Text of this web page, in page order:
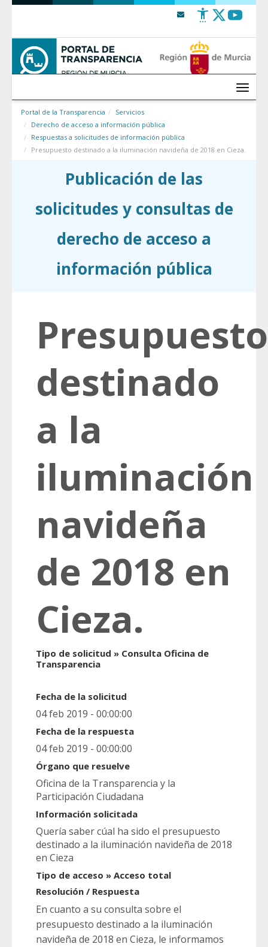
Saltar al contenido
Menú
Portal de la Transparencia
Servicios
Derecho de acceso a información pública
Respuestas a solicitudes de información pública
Presupuesto destinado a la iluminación navideña de 2018 en Cieza.
Publicación de las
solicitudes y consultas de
derecho de acceso a
información pública
Presupuesto
destinado
a la
iluminación
navideña
de 2018 en
Cieza.
Tipo de solicitud » Consulta Oficina de
Transparencia
Fecha de la solicitud
04 feb 2019 - 00:00:00
Fecha de la respuesta
04 feb 2019 - 00:00:00
Órgano que resuelve
Oficina de la Transparencia y la
Participación Ciudadana
Información solicitada
Quería saber cúal ha sido el presupuesto
destinado a la iluminación navideña de 2018
en Cieza
Tipo de acceso » Acceso total
Resolución / Respuesta
En cuanto a su consulta sobre el
presupuesto destinado a la iluminación
navideña de 2018 en Cieza, le informamos